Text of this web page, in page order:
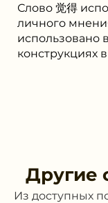
Слово 觉得
личного
использовано
конструкциях
Другие
Из доступных